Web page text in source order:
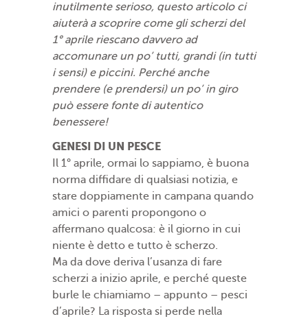
inutilmente serioso, questo articolo ci
aiuterà a scoprire come gli scherzi del
1° aprile riescano davvero ad
accomunare un po’ tutti, grandi (in tutti
i sensi) e piccini. Perché anche
prendere (e prendersi) un po’ in giro
può essere fonte di autentico
benessere!
GENESI DI UN PESCE
Il 1° aprile, ormai lo sappiamo, è buona
norma diffidare di qualsiasi notizia, e
stare doppiamente in campana quando
amici o parenti propongono o
affermano qualcosa: è il giorno in cui
niente è detto e tutto è scherzo.
Ma da dove deriva l’usanza di fare
scherzi a inizio aprile, e perché queste
burle le chiamiamo – appunto – pesci
d’aprile? La risposta si perde nella